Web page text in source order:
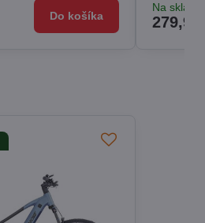
Do košíka
Na sklade
279,95